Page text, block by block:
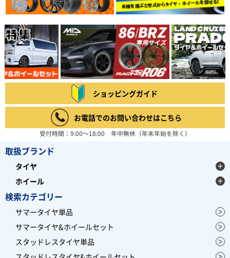
ショッピングガイド
お電話でのお問い合わせはこちら
受付時間：9:00～18:00 年中無休（年末年始を除く）
取扱ブランド
タイヤ
ホイール
検索カテゴリー
サマータイヤ単品
サマータイヤ&ホイールセット
スタッドレスタイヤ単品